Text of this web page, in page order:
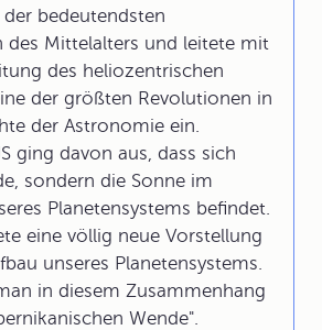
bedeutendsten
des Mittelalters und leitete mit
des heliozentrischen
der größten Revolutionen in
der Astronomie ein.
ging davon aus, dass sich
sondern die Sonne im
Planetensystems befindet.
eine völlig neue Vorstellung
unseres Planetensystems.
in diesem Zusammenhang
Wende".